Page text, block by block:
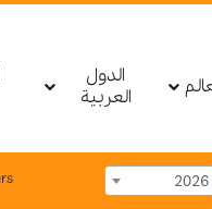
الدول
العربیة
2026